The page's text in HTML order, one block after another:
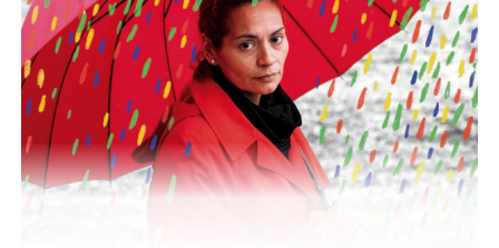
Descargar la Mu en PDF